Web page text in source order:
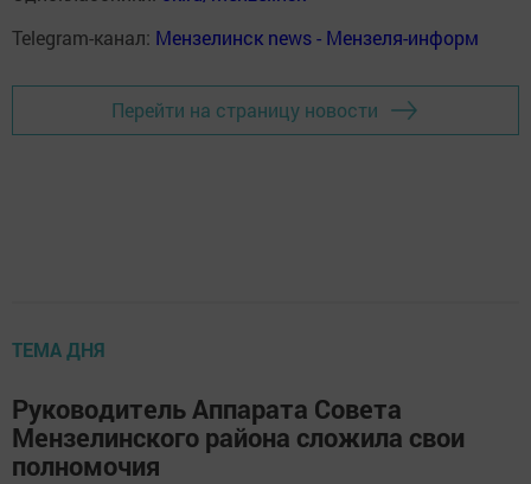
Telegram-канал: Мензелинск news - Мензеля-информ
Перейти на страницу новости
ТЕМА ДНЯ
Руководитель Аппарата Совета
Мензелинского района сложила свои
полномочия